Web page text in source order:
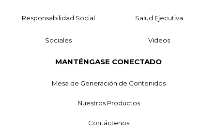
Responsabilidad Social Salud Ejecutiva
Sociales Videos
MANTÉNGASE CONECTADO
Mesa de Generación de Contenidos
Nuestros Productos
Contáctenos